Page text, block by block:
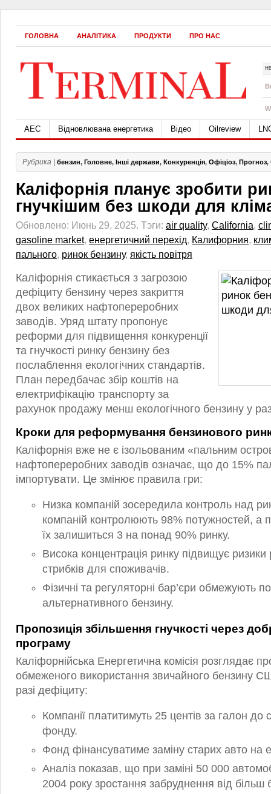
ГОЛОВНА АНАЛІТИКА ПРОДУКТИ ПРО НАС
АЕС Відновлювана енергетика Відео Oilreview
Рубрика | бензин, Головне, Інші держави, Конкуренція, Офіціоз, Прогноз,
Каліфорнія планує зробити
гнучкішим без шкоди для
Обновлено: Июнь 29, 2025. Тэги: air quality, California,
gasoline market, енергетичний перехід, Калифорния,
пального, ринок бензину, якість повітря
Каліфорнія стикається з загрозою
дефіциту бензину через закриття
двох великих нафтопереробних
заводів. Уряд штату пропонує
реформи для підвищення конкуренції
та гнучкості ринку бензину без
послаблення екологічних стандартів.
План передбачає збір коштів на
електрифікацію транспорту за
рахунок продажу менш екологічного бензину у
Кроки для реформування бензинового
Каліфорнія вже не є ізольованим «пальним
нафтопереробних заводів означає, що до 15%
імпортувати. Це змінює правила гри:
Низка компаній зосередила контроль над
компаній контролюють 98% потужностей, а
їх залишиться 3 на понад 90% ринку.
Висока концентрація ринку підвищує ризики
стрибків для споживачів.
Фізичні та регуляторні бар’єри обмежують
альтернативного бензину.
Пропозиція збільшення гнучкості через
програму
Каліфорнійська Енергетична комісія розглядає
обмеженого використання звичайного бензину
разі дефіциту:
Компанії платитимуть 25 центів за галон до
фонду.
Фонд фінансуватиме заміну старих авто на
Аналіз показав, що при заміні 50 000
2004 року зростання забруднення від більш